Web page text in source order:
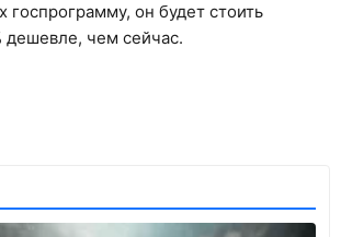
госпрограмму, он будет стоить
дешевле, чем сейчас.